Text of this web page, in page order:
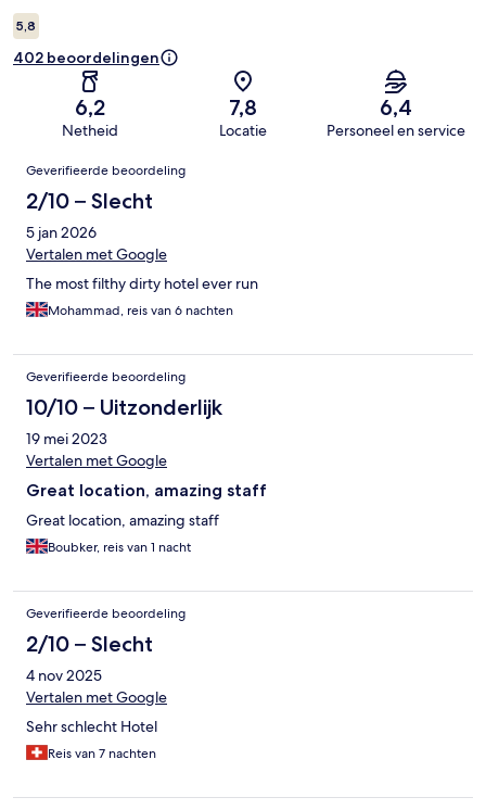
5,8
402 beoordelingen
6,2
Netheid
7,8
Locatie
6,4
Personeel en service
Beoordelingen
Geverifieerde beoordeling
2/10 – Slecht
5 jan 2026
Vertalen met Google
The most filthy dirty hotel ever run
Mohammad, reis van 6 nachten
Geverifieerde beoordeling
10/10 – Uitzonderlijk
19 mei 2023
Vertalen met Google
Great location, amazing staff
Great location, amazing staff
Boubker, reis van 1 nacht
Geverifieerde beoordeling
2/10 – Slecht
4 nov 2025
Vertalen met Google
Sehr schlecht Hotel
Reis van 7 nachten